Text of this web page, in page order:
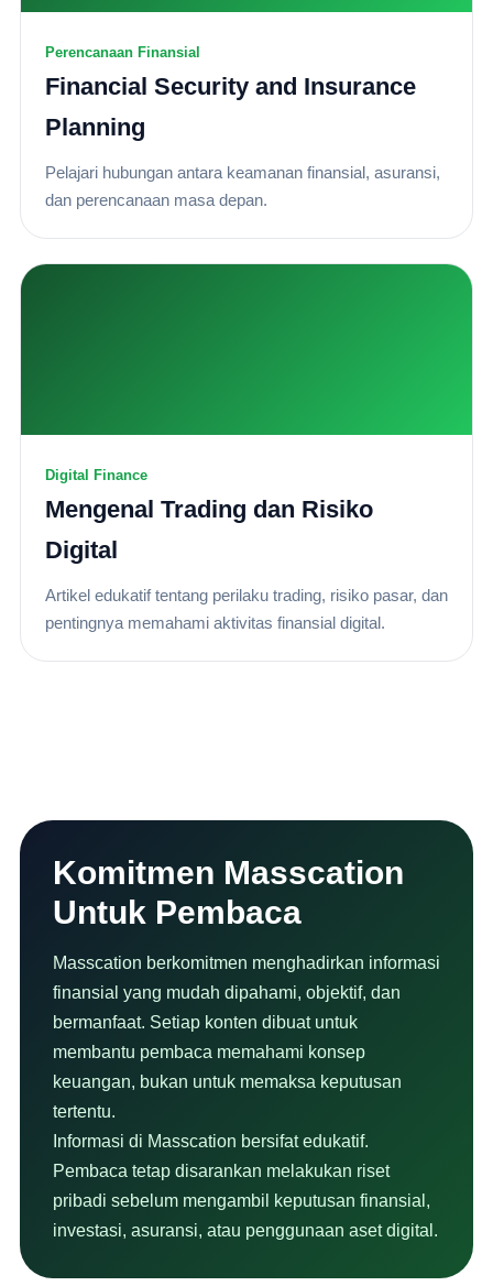
Perencanaan Finansial
Financial Security and Insurance
Planning
Pelajari hubungan antara keamanan finansial, asuransi,
dan perencanaan masa depan.
Digital Finance
Mengenal Trading dan Risiko
Digital
Artikel edukatif tentang perilaku trading, risiko pasar, dan
pentingnya memahami aktivitas finansial digital.
Komitmen Masscation
Untuk Pembaca
Masscation berkomitmen menghadirkan informasi
finansial yang mudah dipahami, objektif, dan
bermanfaat. Setiap konten dibuat untuk
membantu pembaca memahami konsep
keuangan, bukan untuk memaksa keputusan
tertentu.
Informasi di Masscation bersifat edukatif.
Pembaca tetap disarankan melakukan riset
pribadi sebelum mengambil keputusan finansial,
investasi, asuransi, atau penggunaan aset digital.